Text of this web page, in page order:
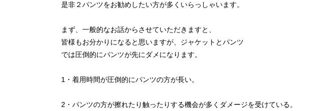
是非２パンツをお勧めしたい方が多くいらっしゃいます。
まず、一般的なお話からさせていただきますと、
皆様もお分かりになると思いますが、ジャケットとパンツ
では圧倒的にパンツが先にダメになります。
1・着用時間が圧倒的にパンツの方が長い。
2・パンツの方が擦れたり触ったりする機会が多くダメージを受けている。